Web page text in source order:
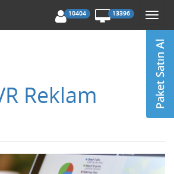
10404 13396
Reklam